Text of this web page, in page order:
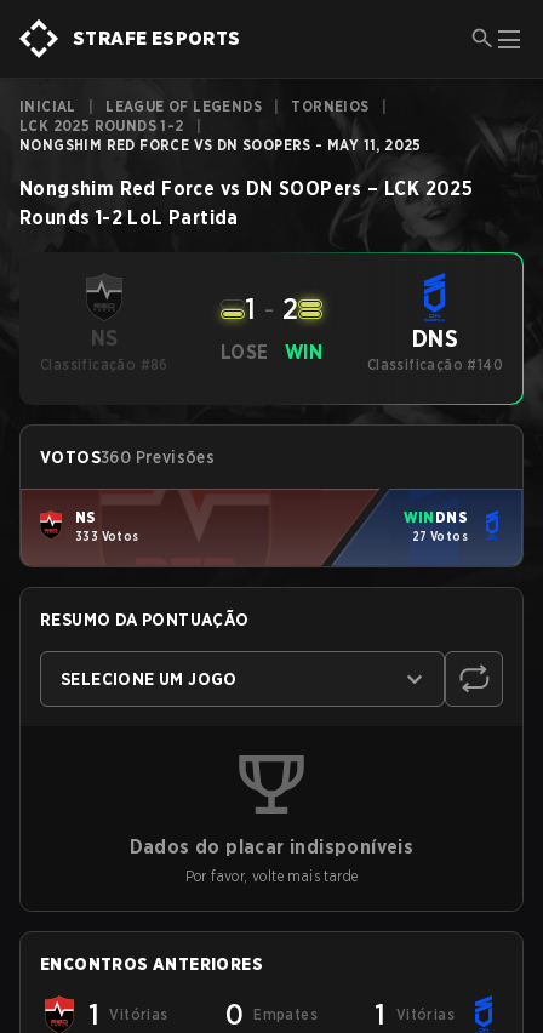
STRAFE ESPORTS
INICIAL LEAGUE OF LEGENDS TORNEIOS
LCK 2025 ROUNDS 1-2
NONGSHIM RED FORCE VS DN SOOPERS - MAY 11, 2025
Nongshim Red Force vs DN SOOPers –LCK 2025
Rounds 1-2 LoL Partida
NS
Classificação #86
LOSE
1 - 2
WIN DNS
Classificação #140
VOTOS360 Previsões
NS
333 Votos
WIN DNS
27 Votos
RESUMO DA PONTUAÇÃO
SELECIONE UM JOGO
Dados do placar indisponíveis
Por favor, volte mais tarde
ENCONTROS ANTERIORES
1 Vitórias 0 Empates 1 Vitórias